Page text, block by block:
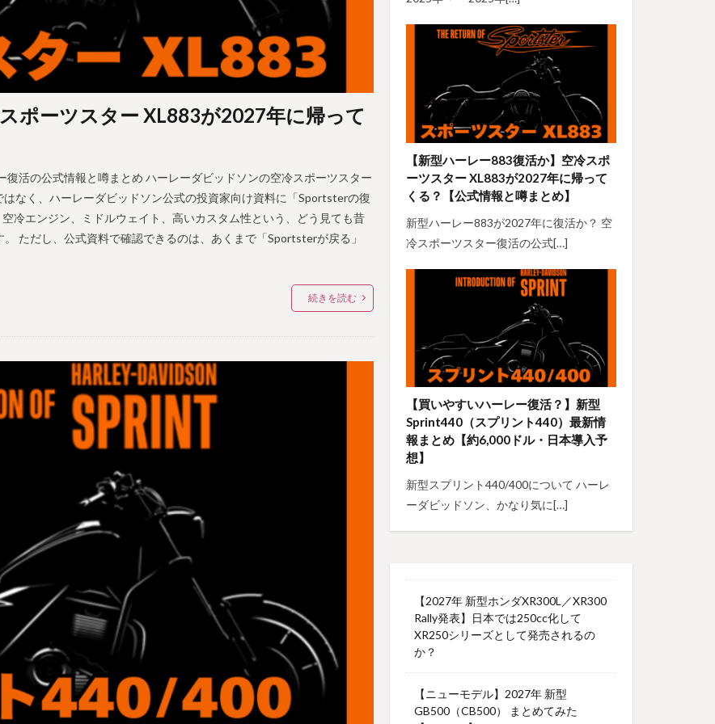
ポーツスター XL883が2027年に帰って
活の公式情報と噂まとめ ハーレーダビッドソンの空冷スポーツスター
なく、ハーレーダビッドソン公式の投資家向け資料に「Sportsterの復
冷エンジン、ミドルウェイト、高いカスタム性という、どう見ても昔
ただし、公式資料で確認できるのは、あくまで「Sportsterが戻る」
続きを読む
【新型ハーレー883復活か】空冷スポ
ーツスター XL883が2027年に帰って
くる？【公式情報と噂まとめ】
新型ハーレー883が2027年に復活か？ 空
冷スポーツスター復活の公式[…]
【買いやすいハーレー復活？】新型
Sprint440（スプリント440）最新情
報まとめ【約6,000ドル・日本導入予
想】
新型スプリント440/400について ハーレ
ーダビッドソン、かなり気に[…]
【2027年 新型ホンダXR300L／XR300
Rally発表】日本では250cc化して
XR250シリーズとして発売されるの
か？
【ニューモデル】2027年 新型
GB500（CB500） まとめてみた